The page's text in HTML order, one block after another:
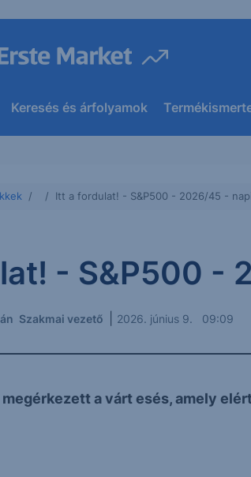
Keresés és árfolyamok
Itt a fordulat! - S&P500 - 2026/45 - napi
- S&P500 -
Szakmai vezető 2026. június 9. 09:09
a várt esés, amely